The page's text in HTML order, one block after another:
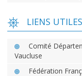
LIENS UTILES
Comité
Vaucluse
Fédération